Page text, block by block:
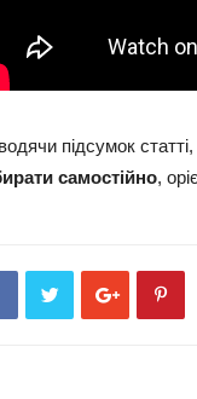
підсумок
самостійно,